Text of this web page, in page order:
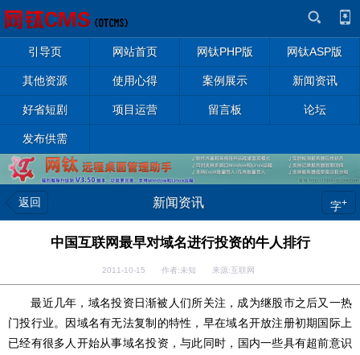
引导页 网站首页 网钛PHP版 网钛ASP版
其他资源 使用心得 案例展示 新闻资讯
好省短剧 项目运营 留言板 论坛
发布供需
返回 新闻资讯 字+
中国互联网最早对域名进行投资的牛人排行
2011-10-15 作者:未知 来源:互联网
最近几年，域名投资日渐被人们所关注，成为继股市之后又一热
门投行业。因域名有无法复制的特性，早在域名开放注册初期国际上
已经有很多人开始从事域名投资，与此同时，国内一些具有超前意识